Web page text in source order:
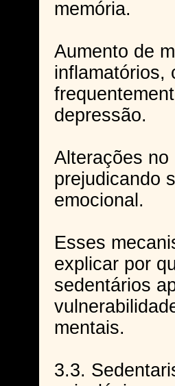
memória.
Aumento de
inflamatórios,
depressão.
Alterações
prejudicando
emocional.
Esses
explicar por
sedentários
mentais.
3.3.